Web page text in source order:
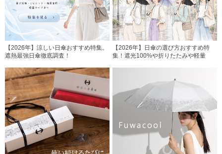
【2026年】涼しい日傘おすすめ特集。
遮熱最強日傘徹底調査！
【2026年】日傘の選び方おすすめ特
集！遮光100%や折りたたみや軽量